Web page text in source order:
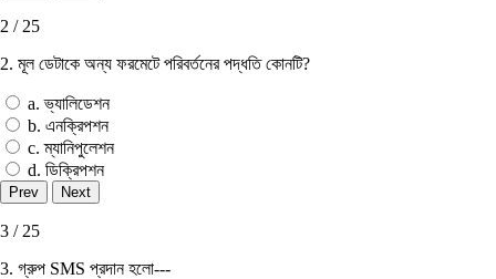
2 / 25
2. মূল ডেটাকে অন্য ফরমেটে পরিবর্তনের পদ্ধতি কোনটি?
a. ভ্যালিডেশন
b. এনক্রিপশন
c. ম্যানিপুলেশন
d. ডিক্রিপশন
3 / 25
3. গ্রুপ SMS প্রদান হলাে---